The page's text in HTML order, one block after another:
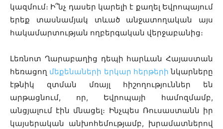
կազմում։ Ի՞նչ դասեր կարելի է քաղել Եվրոպայում
երեք տասնամյակ տևած անջատողական այս
հակամարտության ողբերգական վերջաբանից։
Լեռնոտ Ղարաբաղից դեպի հարևան Հայաստան
հեռացող մեքենաների երկար հերթերի նկարները
էթնիկ զտման մռայլ հիշողություններ են
արթացնում, որ, Եվրոպայի համոզմամբ,
անցյալում էին մնացել։ Ինչպես Ռուսաստանն իր
կայսերական անխոհեմությամբ, խրամատներով